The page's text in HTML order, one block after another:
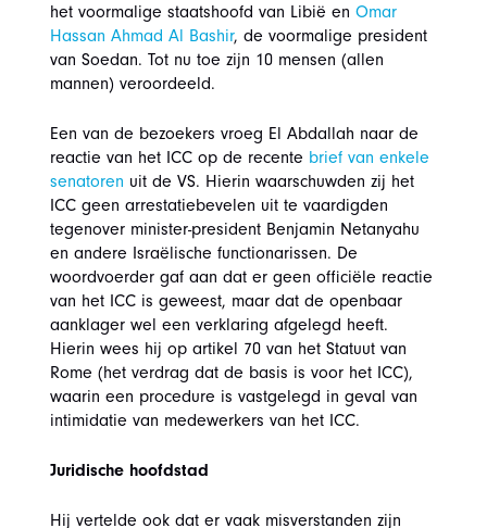
het voormalige staatshoofd van Libië en Omar
Hassan Ahmad Al Bashir, de voormalige president
van Soedan. Tot nu toe zijn 10 mensen (allen
mannen) veroordeeld.
Een van de bezoekers vroeg El Abdallah naar de
reactie van het ICC op de recente brief van enkele
senatoren uit de VS. Hierin waarschuwden zij het
ICC geen arrestatiebevelen uit te vaardigden
tegenover minister-president Benjamin Netanyahu
en andere Israëlische functionarissen. De
woordvoerder gaf aan dat er geen officiële reactie
van het ICC is geweest, maar dat de openbaar
aanklager wel een verklaring afgelegd heeft.
Hierin wees hij op artikel 70 van het Statuut van
Rome (het verdrag dat de basis is voor het ICC),
waarin een procedure is vastgelegd in geval van
intimidatie van medewerkers van het ICC.
Juridische hoofdstad
Hij vertelde ook dat er vaak misverstanden zijn